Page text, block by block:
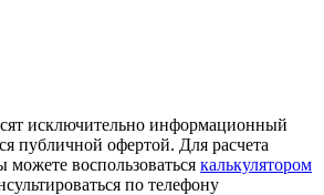
исключительно информационный
публичной офертой. Для расчета
можете воспользоваться калькулятором
по телефону